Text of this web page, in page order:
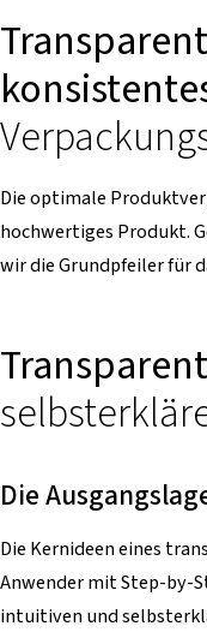
Die optimale
hochwertiges Produkt.
wir die Grundpfeiler für
Transparent
Die
Die Kernideen eines
Anwender mit Step-by-
intuitiven und